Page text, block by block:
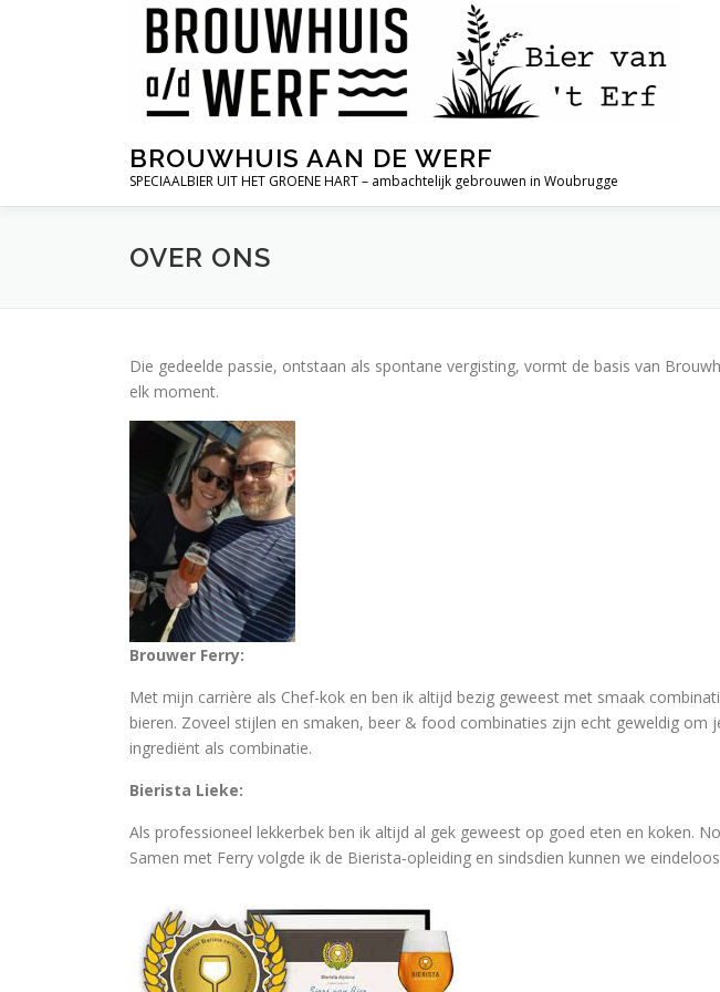
BROUWHUIS AAN DE WERF
SPECIAALBIER UIT HET GROENE HART – ambachtelijk gebrouwen in Woubrugge
OVER ONS
Die gedeelde passie, ontstaan als spontane vergisting, vormt de basis van
elk moment.
Brouwer Ferry:
Met mijn carrière als Chef-kok en ben ik altijd bezig geweest met smaak
bieren. Zoveel stijlen en smaken, beer & food combinaties zijn echt geweldig
ingrediënt als combinatie.
Bierista Lieke:
Als professioneel lekkerbek ben ik altijd al gek geweest op goed eten en koken.
Samen met Ferry volgde ik de Bierista‑opleiding en sindsdien kunnen we